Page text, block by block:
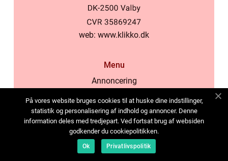
web: www.klikko.dk
Menu
Annoncering
Cookies
Kontakt os
Sitemap
På vores website bruges cookies til at huske dine indstillinger,
statistik og personalisering af indhold og annoncer. Denne
information deles med tredjepart. Ved fortsat brug af websiden
godkender du cookiepolitikken.
Ok Privatlivspolitik